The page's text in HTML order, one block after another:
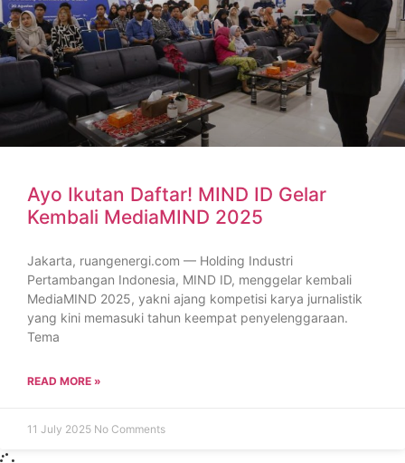
Ayo Ikutan Daftar! MIND ID Gelar
Kembali MediaMIND 2025
Jakarta, ruangenergi.com — Holding Industri
Pertambangan Indonesia, MIND ID, menggelar kembali
MediaMIND 2025, yakni ajang kompetisi karya jurnalistik
yang kini memasuki tahun keempat penyelenggaraan.
Tema
READ MORE »
11 July 2025 No Comments